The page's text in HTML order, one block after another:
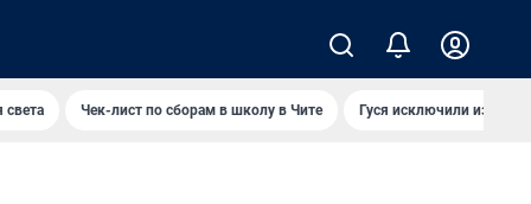
света Чек-лист по сборам в школу в Чите Гуся исключили из